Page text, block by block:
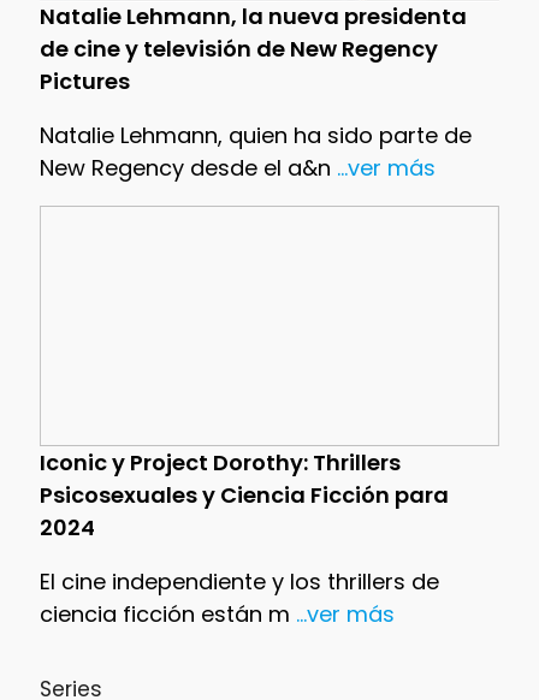
Natalie Lehmann, la nueva presidenta
de cine y televisión de New Regency
Pictures
Natalie Lehmann, quien ha sido parte de
New Regency desde el a&n ...ver más
Iconic y Project Dorothy: Thrillers
Psicosexuales y Ciencia Ficción para
2024
El cine independiente y los thrillers de
ciencia ficción están m ...ver más
Series